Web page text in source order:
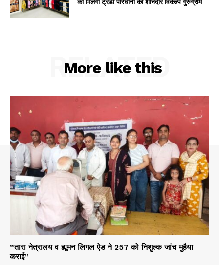
More like this
RELATED
“तारा नेत्रालय व ह्यूमन लिगल ऐड ने 257 को निशुल्क जांच मुहैया
कराई”